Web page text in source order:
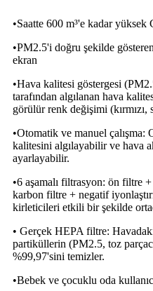
•Saatte 600 m³'e kadar yüksek
•PM2.5'i doğru şekilde
ekran
•Hava kalitesi göstergesi
tarafından algılanan hava
görülür renk değişimi (kırmızı,
•Otomatik ve manuel çalışma:
kalitesini algılayabilir ve hava
ayarlayabilir.
•6 aşamalı filtrasyon: ön filtre
karbon filtre + negatif
kirleticileri etkili bir şekilde
• Gerçek HEPA filtre:
partiküllerin (PM2.5, toz
%99,97'sini temizler.
•Bebek ve çocuklu oda